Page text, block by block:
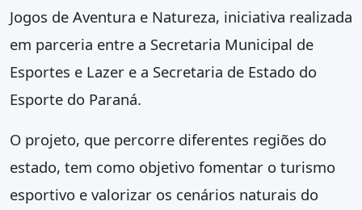
Jogos de Aventura e Natureza, iniciativa realizada
em parceria entre a Secretaria Municipal de
Esportes e Lazer e a Secretaria de Estado do
Esporte do Paraná.
O projeto, que percorre diferentes regiões do
estado, tem como objetivo fomentar o turismo
esportivo e valorizar os cenários naturais do